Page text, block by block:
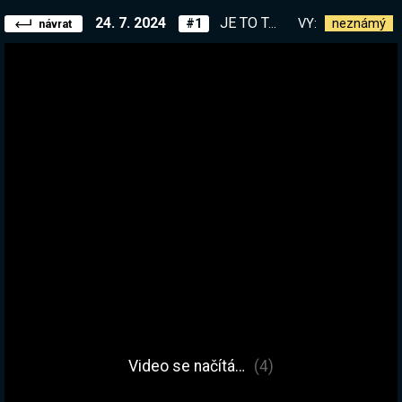
návrat 24. 7. 2024 #1 JE TO TADY! Pamatuješ na to, jak vyšel Overwatch? Klíče za DROPS během zítřka! VY: neznámý
Video se načítá… (4)